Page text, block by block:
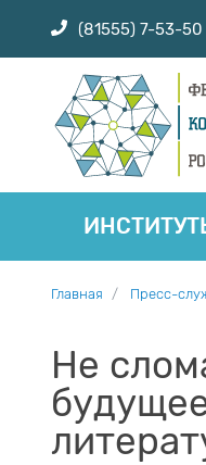
(81555) 7-53-50
Главная Пресс-
Не